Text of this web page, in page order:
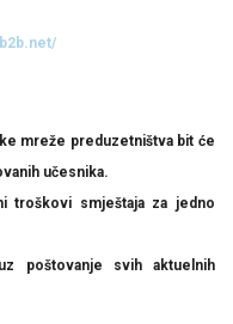
mreže preduzetništva bit će
učesnika.
troškovi smještaja za jedno
poštovanje svih aktuelnih